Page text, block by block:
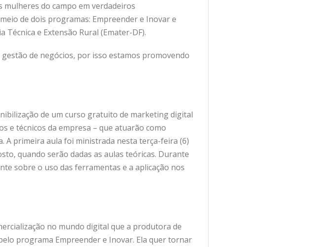
do campo em verdadeiros
de dois programas: Empreender e Inovar e
Técnica e Extensão Rural (Emater-DF).
de negócios, por isso estamos promovendo
de um curso gratuito de marketing digital
e técnicos da empresa – que atuarão como
A primeira aula foi ministrada nesta terça-feira (6)
quando serão dadas as aulas teóricas. Durante
sobre o uso das ferramentas e a aplicação nos
no mundo digital que a produtora de
programa Empreender e Inovar. Ela quer tornar